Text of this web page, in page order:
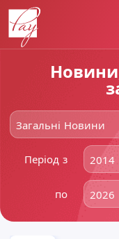
Загальні Новини
Період з 2014
по 2026